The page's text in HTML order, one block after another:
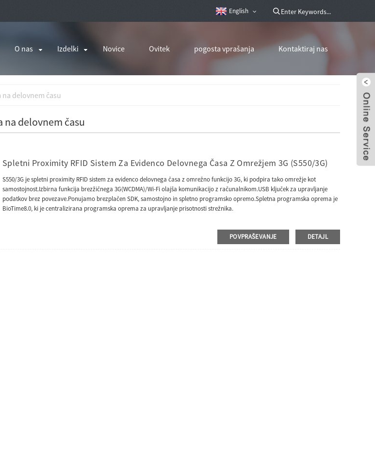
English
O nas Izdelki Novice Ovitek pogosta vprašanja Kontaktiraj nas
na delovnem času
na delovnem času
Spletni Proximity RFID Sistem Za Evidenco Delovnega Časa Z Omrežjem 3G (S550/3G)
S550/3G je spletni proximity RFID sistem za evidenco delovnega časa z omrežno funkcijo 3G, ki podpira tako omrežje kot
samostojnost.Izbirna funkcija brezžičnega 3G(WCDMA)/Wi-Fi olajša komunikacijo z računalnikom.USB ključek za upravljanje
podatkov brez povezave.Ponujamo brezplačen SDK, samostojno in spletno programsko opremo.Spletna programska oprema je
BioTime8.0, ki je centralizirana programska oprema za upravljanje prisotnosti strežnika.
POVPRAŠEVANJE DETAJL